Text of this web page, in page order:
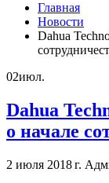
Главная
Новости
Dahua
02июл.
Dahua
о начале
2 июля 2018 г.